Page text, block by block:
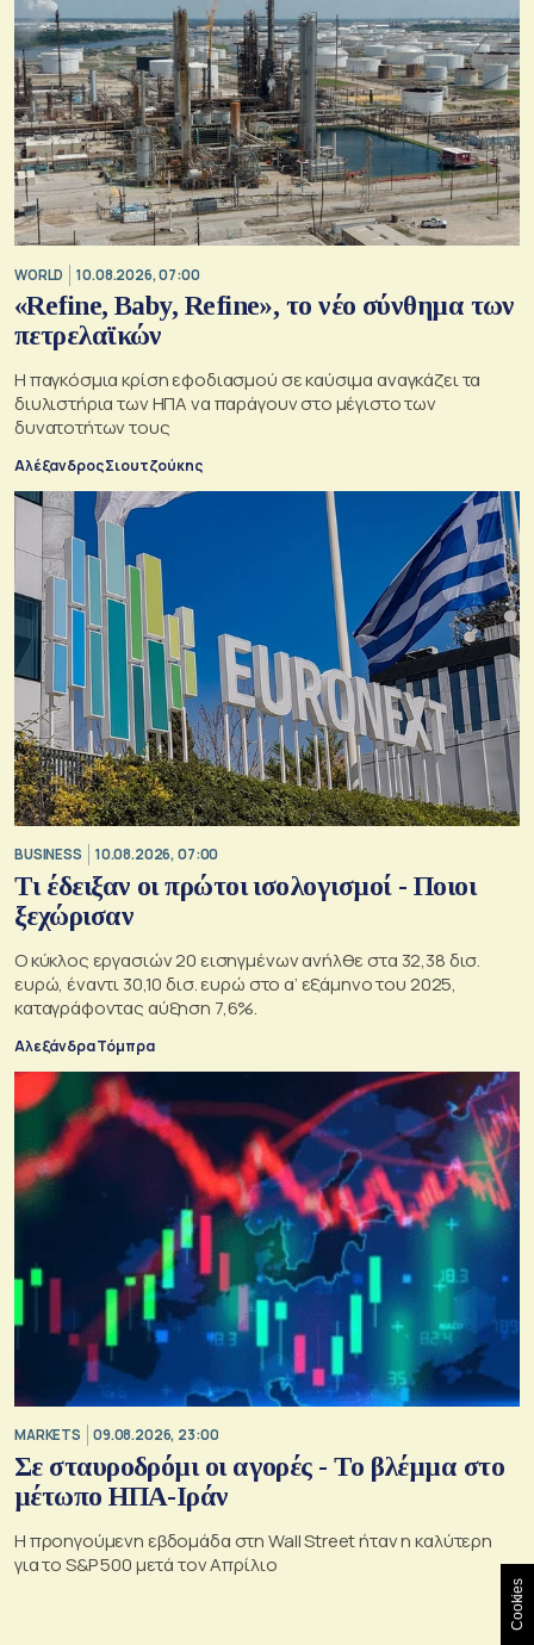
WORLD 10.08.2026, 07:00
«Refine, Baby, Refine», το νέο σύνθημα των
πετρελαϊκών
Η παγκόσμια κρίση εφοδιασμού σε καύσιμα αναγκάζει τα
διυλιστήρια των ΗΠΑ να παράγουν στο μέγιστο των
δυνατοτήτων τους
Αλέξανδρος Σιουτζούκης
BUSINESS 10.08.2026, 07:00
Τι έδειξαν οι πρώτοι ισολογισμοί - Ποιοι
ξεχώρισαν
Ο κύκλος εργασιών 20 εισηγμένων ανήλθε στα 32,38 δισ.
ευρώ, έναντι 30,10 δισ. ευρώ στο α’ εξάμηνο του 2025,
καταγράφοντας αύξηση 7,6%.
Αλεξάνδρα Τόμπρα
MARKETS 09.08.2026, 23:00
Σε σταυροδρόμι οι αγορές - Το βλέμμα στο
μέτωπο ΗΠΑ-Ιράν
Η προηγούμενη εβδομάδα στη Wall Street ήταν η καλύτερη
για το S&P 500 μετά τον Απρίλιο
Cookies